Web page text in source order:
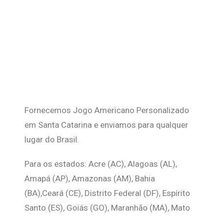
Fornecemos Jogo Americano Personalizado
em Santa Catarina e enviamos para qualquer
lugar do Brasil.
Para os estados: Acre (AC), Alagoas (AL),
Amapá (AP), Amazonas (AM), Bahia
(BA),Ceará (CE), Distrito Federal (DF), Espírito
Santo (ES), Goiás (GO), Maranhão (MA), Mato